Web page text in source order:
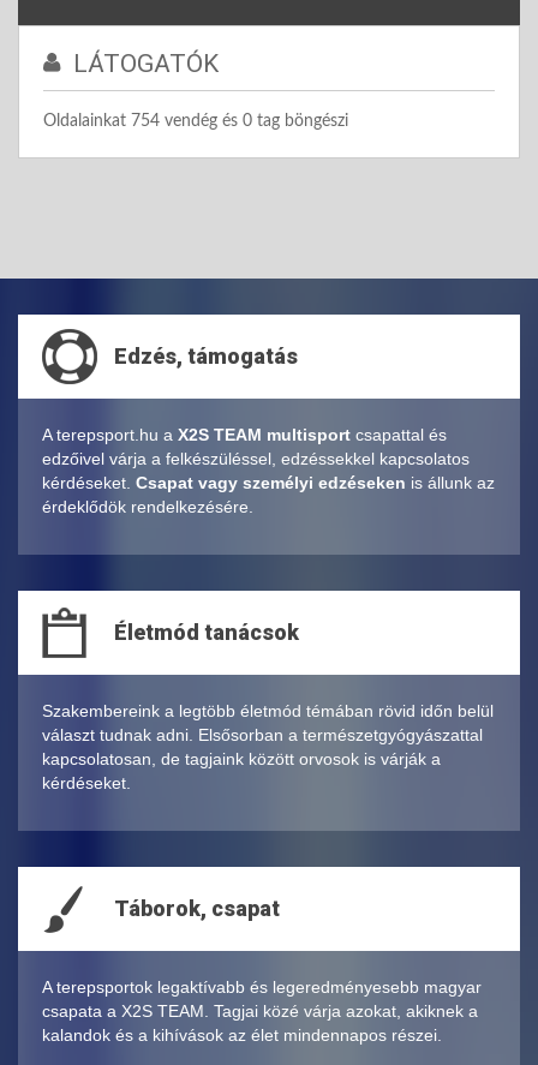
LÁTOGATÓK
Oldalainkat 754 vendég és 0 tag böngészi
Edzés, támogatás
A terepsport.hu a X2S TEAM multisport csapattal és
edzőivel várja a felkészüléssel, edzéssekkel kapcsolatos
kérdéseket. Csapat vagy személyi edzéseken is állunk az
érdeklődök rendelkezésére.
Életmód tanácsok
Szakembereink a legtöbb életmód témában rövid időn belül
választ tudnak adni. Elsősorban a természetgyógyászattal
kapcsolatosan, de tagjaink között orvosok is várják a
kérdéseket.
Táborok, csapat
A terepsportok legaktívabb és legeredményesebb magyar
csapata a X2S TEAM. Tagjai közé várja azokat, akiknek a
kalandok és a kihívások az élet mindennapos részei.